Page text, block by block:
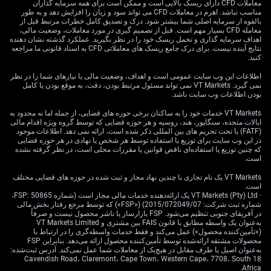
مؤثر برای دریافت پرمیوم باشد. این موقعیت در صورتی
منتفع می‌شود که ECB رویکردی صبورانه‌تر اتخاذ کند؛ چیزی
که این داده از آن پشتیبانی می‌کند.
این موضوع برای بازار ارز نیز پیامد دارد و حمایت ملایمی برای
یورو فراهم می‌کند. ECB کمتر انبساطی (کمتر داویش) نسبت
به سایر بانک‌های مرکزی می‌تواند به تقویت جفت‌ارز
EUR/USD منجر شود. ما در حال بررسی اختیار خریدهای
کوتاه‌سررسید (Call) روی EUR/USD هستیم تا برای احتمال
حرکت خزنده به سمت سطوح بالاتر تا حوالی ۱.۱۰
موقعیت‌گیری کنیم.
در نهایت، هر نشانه‌ای از تقاضای داخلی بهتر از انتظار، برای
قوی‌تر به‌تدریج به کاهش نسبت بالای بدهی به تولید ناخالص
داخلی این کشور کمک می‌کند؛ نسبتی که در حال حاضر نزدیک
۱۳۷٪ است. اگرچه این تک‌داده به‌تنهایی شکاف بازدهی میان
BTPهای ایتالیا و بوندهای آلمان را به‌طور چشمگیر تغییر
نخواهد داد، اما به شکل‌گیری یک پس‌زمینه باثبات‌تر کمک
می‌کند.
معاملات CFD دارای ریسک بالایی است و ممکن است برای همه سرمایه گذاران
مناسب نباشد. اهرم در معاملات CFD می تواند سود و زیان را افزایش دهد و به طور
بالقوه از سرمایه اصلی شما بیشتر شود. درک و تصدیق کامل خطرات مرتبط قبل از
معامله CFD بسیار مهم است. قبل از تصمیم گیری در مورد معاملات، وضعیت مالی،
اهداف سرمایه گذاری و تحمل ریسک خود را در نظر بگیرید. عملکرد گذشته نشان دهنده
نتایج آینده نیست. برای درک جامع ریسک های معاملاتی CFD به اسناد قانونی ما مراجعه
کنید.
اطلاعات این وب سایت عمومی است و اهداف، وضعیت مالی یا نیازهای شما را در نظر
نمی گیرد. VT Markets نمی تواند مسئول مرتبط بودن، دقت، به موقع بودن یا کامل
بودن اطلاعات وب سایت باشد.
VT Markets خدمات خود را به ساکنان برخی حوزه های قضایی، از جمله اما نه محدود به
ایالات متحده، سنگاپور، هند، روسیه و هر حوزه قضایی که توسط گروه ویژه اقدام مالی
(FATF) یا تحت تحریم های بین المللی ذکر شده است، ارائه نمی دهد. اطلاعات موجود
در این وب سایت برای توزیع یا استفاده توسط هر شخص یا نهادی در هر حوزه قضایی
که چنین توزیع یا استفاده‌ای ناقض قوانین یا مقررات محلی است، در نظر گرفته نشده
است.
VT Markets یک نام تجاری با چندین نهاد مجاز و ثبت شده در حوزه های قضایی مختلف
است.
· VT Markets (Pty) Ltd یک ارائه‌دهنده خدمات مالی مجاز است (شماره FSP: 50865،
شماره ثبت شرکت: 2015/072049/07) («FSP») که توسط مرجع رفتار بخش مالی
در آفریقای جنوبی تنظیم می‌شود. FSP بازارساز یا ناشر محصول نیست و صرفاً
به‌عنوان یک واسطه مطابق با قانون FAIS بین مشتری و VT Markets Limited
(«تأمین‌کننده محصول») عمل می‌کند و فقط خدمات واسطه‌گری را در ارتباط با
محصولات مشتقه ارائه‌شده توسط تأمین‌کننده محصول ارائه می‌دهد. بنابراین FSP
به‌عنوان اصیل یا طرف مقابل در هیچ‌یک از معاملات شما عمل نمی‌کند. آدرس ثبت‌شده:
18 Cavendish Road، Claremont، Cape Town، Western Cape، 7708، South
Africa.